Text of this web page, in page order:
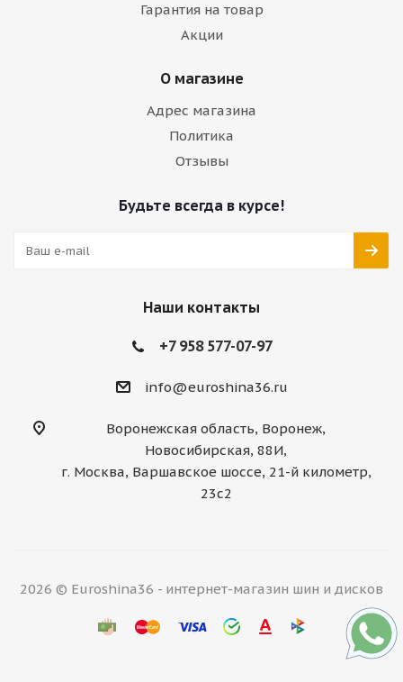
Гарантия на товар
Акции
О магазине
Адрес магазина
Политика
Отзывы
Будьте всегда в курсе!
Наши контакты
+7 958 577-07-97
info@euroshina36.ru
Воронежская область, Воронеж,
Новосибирская, 88И,
г. Москва, Варшавское шоссе, 21-й километр,
23с2
2026 © Euroshina36 - интернет-магазин шин и дисков